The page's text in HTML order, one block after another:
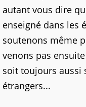
autant vous dire
enseigné dans les
soutenons même
venons pas
soit toujours aussi
étrangers...